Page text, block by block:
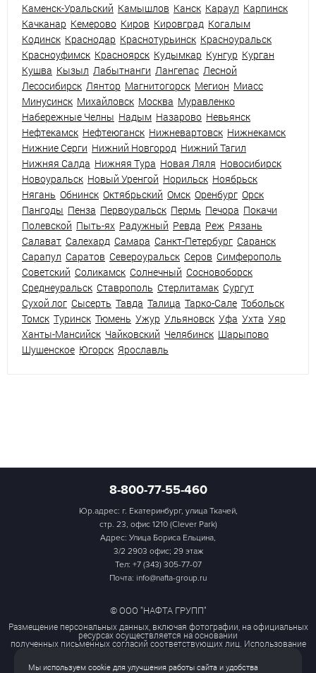
Каменск-Уральский Камышлов Канск Караул Карпинск
Качканар Кемерово Киров Кировград Когалым
Кодинск Краснодар Краснотурьинск Красноуральск
Красноуфимск Красноярск Кудымкар Кунгур Курган
Кушва Кызыл Лабытнанги Лангепас Лесной
Лесосибирск Лянтор Магнитогорск Мегион Миасс
Минусинск Михайловск Москва Муравленко
Набережные Челны Надым Назарово Невьянск
Нефтекамск Нефтеюганск Нижневартовск Нижнекамск
Нижние Серги Нижний Новгород Нижний Тагил
Нижняя Салда Нижняя Тура Новая Ляля Новосибирск
Новоуральск Новый Уренгой Норильск Ноябрьск
Нягань Обнинск Октябрьский Омск Оренбург Орск
Пангоды Пенза Первоуральск Пермь Печора Покачи
Полевской Пыть-ях Радужный Ревда Реж Рязань
Салават Салехард Самара Санкт-Петербург Саранск
Сарапул Саратов Североуральск Серов Симферополь
Советский Соликамск Солнечный Сосновоборск
Среднеуральск Ставрополь Стерлитамак Сургут
Сухой лог Сысерть Тавда Талица Тарко-Сале Тобольск
Томск Туринск Тюмень Ужур Ульяновск Уфа Ухта Уяр
Ханты-Мансийск Чайковский Челябинск Шарыпово
Шушенское Югорск Ярославль
8-800-77-55-460
Юр.адрес: г. Екатеринбург, улица Ткачей,
стр. 23, офис 1210 (Clever Park)
Адрес: Улица Бориса Ельцина,
3/2 2903 офис; 29 этаж
Тел: +7 (343) 305-77-07
Почта: info@nafta-group.ru
© ООО "НАФТА ГРУПП"
Размещение персональных данных, включая фотографии, на официальных
ресурсах осуществляется на основании
полученных письменных согласий соответствующих лиц. Использование
этих материалов третьими лицами
Мы используем cookie для улучшения работы сайта и удобства